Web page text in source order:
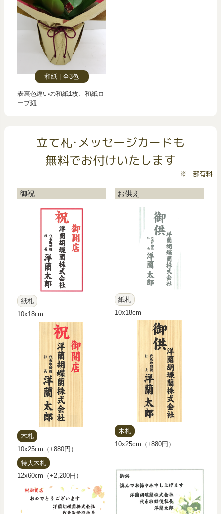
和紙 全3色
表裏色違いの和紙1枚、和紙ロ
ープ紐
立て札･メッセージカードも
無料でお付けいたします
※一部有料
御祝
紙札
10x18cm
木札
10x25cm（+880円）
特大木札
12x60cm（+2,200円）
お供え
紙札
10x18cm
木札
10x25cm（+880円）